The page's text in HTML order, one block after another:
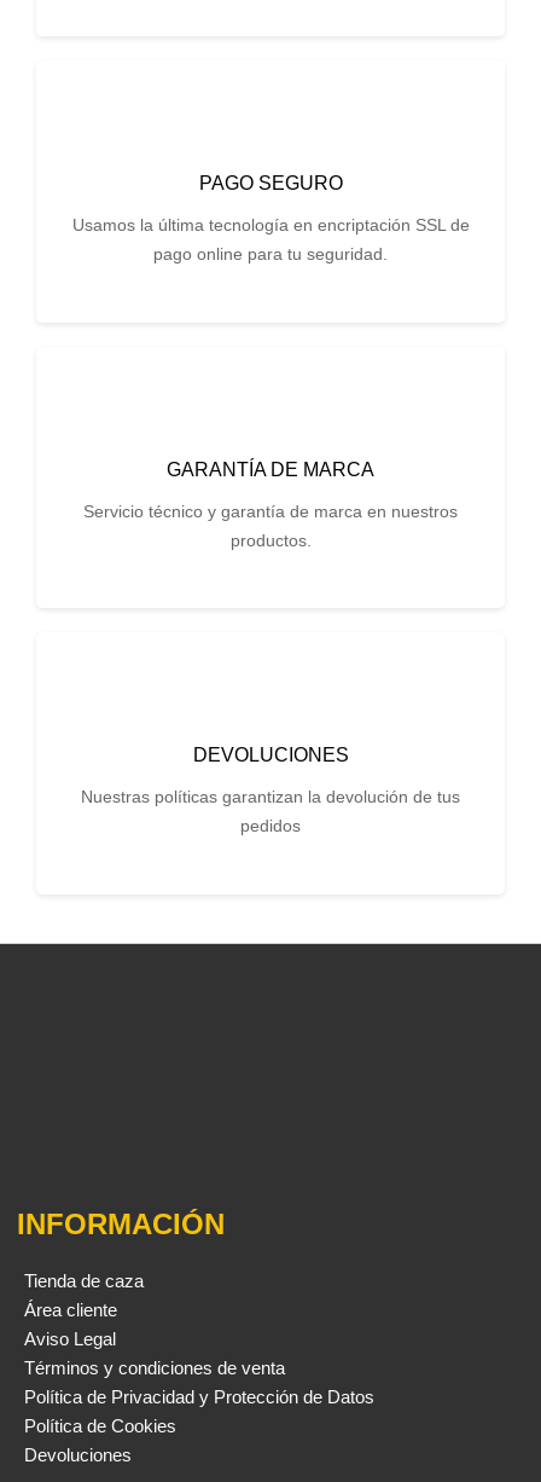
PAGO SEGURO
Usamos la última tecnología en encriptación SSL de
pago online para tu seguridad.
GARANTÍA DE MARCA
Servicio técnico y garantía de marca en nuestros
productos.
DEVOLUCIONES
Nuestras políticas garantizan la devolución de tus
pedidos
INFORMACIÓN
Tienda de caza
Área cliente
Aviso Legal
Términos y condiciones de venta
Política de Privacidad y Protección de Datos
Política de Cookies
Devoluciones